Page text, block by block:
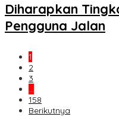
Diharapkan
Pengguna Jalan
1
2
3
…
158
Berikutnya